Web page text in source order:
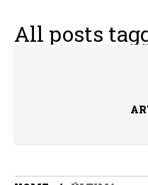
All posts